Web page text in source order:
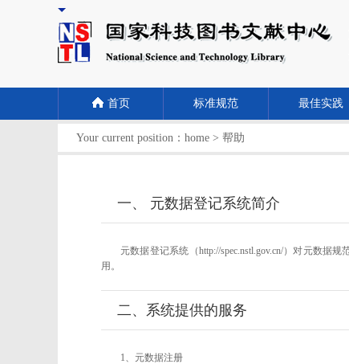
首页 标准规范 最佳实践
Your current position： home > 帮助
一、 元数据登记系统简介
元数据登记系统（http://spec.nstl.gov.cn/）对元数
用。
二、系统提供的服务
1、元数据注册